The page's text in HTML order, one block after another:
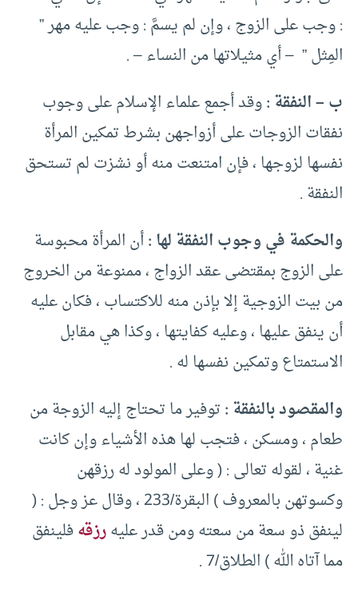
: وجب على الزوج ، وإن لم يسمَّ : وجب عليه مهر ”
المِثل ” – أي مثيلاتها من النساء – .
ب – النفقة :وقد أجمع علماء الإسلام على وجوب
نفقات الزوجات على أزواجهن بشرط تمكين المرأة
نفسها لزوجها ، فإن امتنعت منه أو نشزت لم تستحق
النفقة .
والحكمة في وجوب النفقة لها :أن المرأة محبوسة
على الزوج بمقتضى عقد الزواج ، ممنوعة من الخروج
من بيت الزوجية إلا بإذن منه للاكتساب ، فكان عليه
أن ينفق عليها ، وعليه كفايتها ، وكذا هي مقابل
الاستمتاع وتمكين نفسها له .
والمقصود بالنفقة :توفير ما تحتاج إليه الزوجة من
طعام ، ومسكن ، فتجب لها هذه الأشياء وإن كانت
غنية ، لقوله تعالى : ( وعلى المولود له رزقهن
وكسوتهن بالمعروف ) البقرة/233 ، وقال عز وجل : (
لينفق ذو سعة من سعته ومن قدر عليهرزقهفلينفق
مما آتاه الله ) الطلاق/7 .